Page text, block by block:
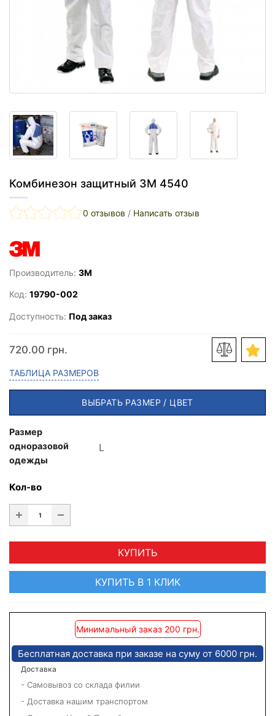
Комбинезон защитный 3M 4540
0 отзывов / Написать отзыв
Производитель: 3M
Код: 19790-002
Доступность: Под заказ
720.00 грн.
ТАБЛИЦА РАЗМЕРОВ
ВЫБРАТЬ РАЗМЕР / ЦВЕТ
Размер
одноразовой
одежды
Кол-во
КУПИТЬ
КУПИТЬ В 1 КЛИК
Минимальный заказ 200 грн.
Бесплатная доставка при заказе на суму от 6000 грн.
Доставка
- Самовывоз со склада филии
- Доставка нашим транспортом